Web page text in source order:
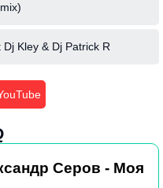
Kley & Dj Patrick R
Серов - Моя